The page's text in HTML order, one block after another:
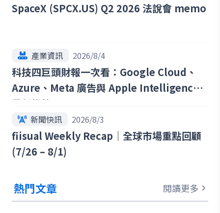
SpaceX (SPCX.US) Q2 2026 法說會 memo
產業資訊 2026/8/4
科技四巨頭財報一次看：Google Cloud、
Azure、Meta 廣告與 Apple Intelligence
最新趨勢
新聞快訊 2026/8/3
fiisual Weekly Recap｜全球市場重點回顧
(7/26 – 8/1)
熱門文章 閱讀更多